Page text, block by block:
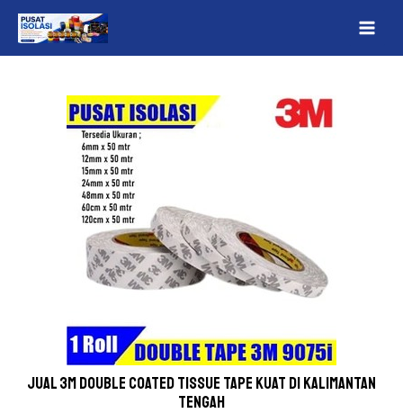
Jual 3M Double Coated Tissue Tape Kuat Di Kalimantan
Tengah
navigation